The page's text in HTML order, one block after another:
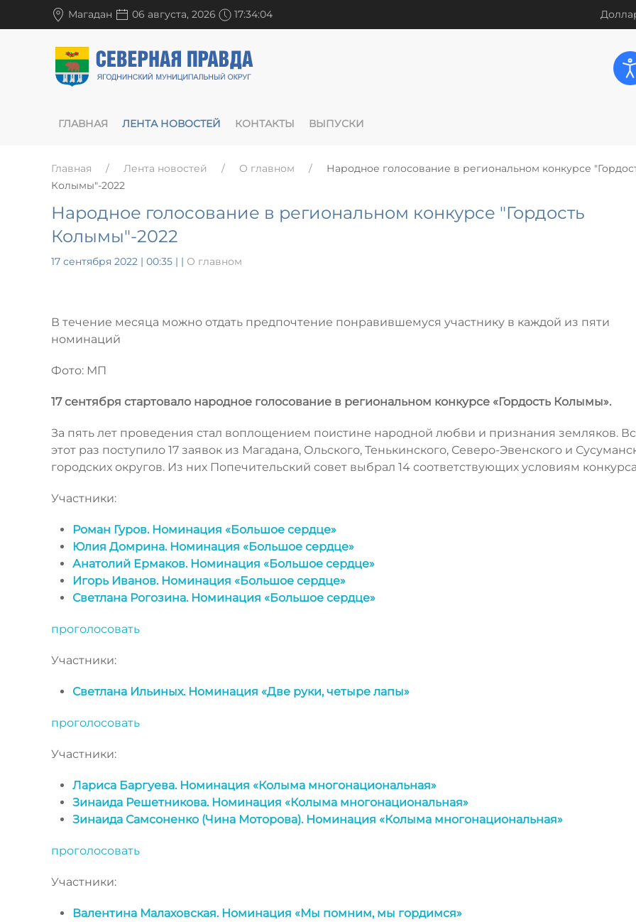
Магадан 06 августа, 2026 17:34:05
ГЛАВНАЯ ЛЕНТА НОВОСТЕЙ КОНТАКТЫ ВЫПУСКИ
Главная Лента новостей О главном
Народное голосование в региональном конкурсе
Колымы"-2022
Народное голосование в региональном конкурсе "Гордость
Колымы"-2022
17 сентября 2022 | 00:35 | | О главном
В течение месяца можно отдать предпочтение понравившемуся участнику в каждой из пяти
номинаций
Фото: МП
17 сентября стартовало народное голосование в региональном конкурсе «Гордость Колымы».
За пять лет проведения стал воплощением поистине народной любви и признания земляков.
этот раз поступило 17 заявок из Магадана, Ольского, Тенькинского, Северо-Эвенского и
городских округов. Из них Попечительский совет выбрал 14 соответствующих условиям
Участники:
Роман Гуров. Номинация «Большое сердце»
Юлия Домрина. Номинация «Большое сердце»
Анатолий Ермаков. Номинация «Большое сердце»
Игорь Иванов. Номинация «Большое сердце»
Светлана Рогозина. Номинация «Большое сердце»
проголосовать
Участники:
Светлана Ильиных. Номинация «Две руки, четыре лапы»
проголосовать
Участники:
Лариса Баргуева. Номинация «Колыма многонациональная»
Зинаида Решетникова. Номинация «Колыма многонациональная»
Зинаида Самсоненко (Чина Моторова). Номинация «Колыма многонациональная»
проголосовать
Участники:
Валентина Малаховская. Номинация «Мы помним, мы гордимся»